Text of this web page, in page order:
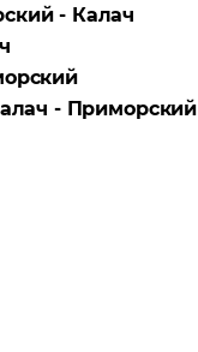
- Калач
- Приморский